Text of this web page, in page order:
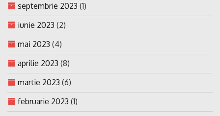
septembrie 2023 (1)
iunie 2023 (2)
mai 2023 (4)
aprilie 2023 (8)
martie 2023 (6)
februarie 2023 (1)